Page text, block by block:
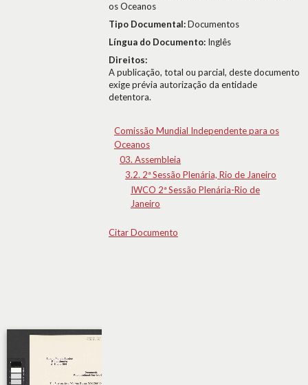
os Oceanos
Tipo Documental:Documentos
Língua do Documento: Inglês
Direitos:
A publicação, total ou parcial, deste documento
exige prévia autorização da entidade
detentora.
Comissão Mundial Independente para os
Oceanos
03. Assembleia
3.2. 2ª Sessão Plenária, Rio de Janeiro
IWCO 2ª Sessão Plenária-Rio de
Janeiro
Citar Documento